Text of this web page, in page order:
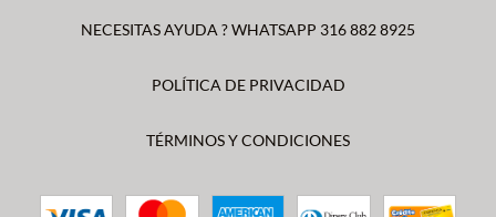
NECESITAS AYUDA ? WHATSAPP 316 882 8925
POLÍTICA DE PRIVACIDAD
TÉRMINOS Y CONDICIONES